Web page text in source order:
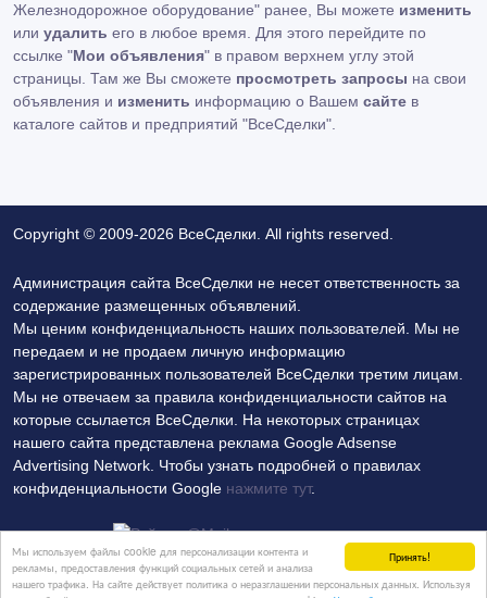
Принять!
Мы используем файлы cookie для персонализации контента и
рекламы, предоставления функций социальных сетей и анализа
нашего трафика. На сайте действует политика о неразглашении персональных данных. Используя
Железнодорожное оборудование" ранее, Вы можете изменить
или удалить его в любое время. Для этого перейдите по
ссылке "Мои объявления" в правом верхнем углу этой
страницы. Там же Вы сможете просмотреть запросы на свои
объявления и изменить информацию о Вашем сайте в
каталоге сайтов и предприятий "ВсеСделки".
Copyright © 2009-2026 ВсеСделки. All rights reserved.
Администрация сайта ВсеСделки не несет ответственность за
содержание размещенных объявлений.
Мы ценим конфиденциальность наших пользователей. Мы не
передаем и не продаем личную информацию
зарегистрированных пользователей ВсеСделки третим лицам.
Мы не отвечаем за правила конфиденциальности сайтов на
которые ссылается ВсеСделки. На некоторых страницах
нашего сайта представлена реклама Google Adsense
Advertising Network. Чтобы узнать подробней о правилах
конфиденциальности Google нажмите тут.
Политика конфиденциальности Контакты